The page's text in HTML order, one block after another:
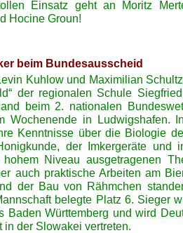
Einsatz geht an Moritz
Hocine Groun!
beim Bundesausscheid
Kuhlow und Maximilian
der regionalen Schule
beim 2. nationalen
Wochenende in Ludwigshafen.
Kenntnisse über die Biologie
der Imkergeräte und
Niveau ausgetragenen
auch praktische Arbeiten am
der Bau von Rähmchen
belegte Platz 6. Sieger
Baden Württemberg und wird
in der Slowakei vertreten.